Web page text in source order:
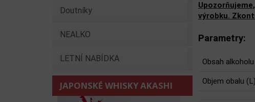
Doutníky
NEALKO
LETNÍ NABÍDKA
JAPONSKÉ WHISKY AKASHI
výrobku.
Parametry:
Obsah alkoholu
Objem obalu